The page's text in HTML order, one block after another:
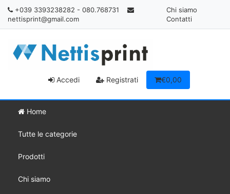
+039 3393238282 - 080.768731
nettisprint@gmail.com
Chi siamo
Contatti
Accedi Registrati €0,00
Home
Tutte le categorie
Prodotti
Chi siamo